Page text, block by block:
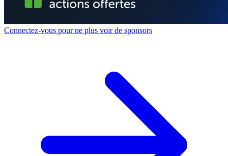
Connectez-vous pour ne plus voir de sponsors